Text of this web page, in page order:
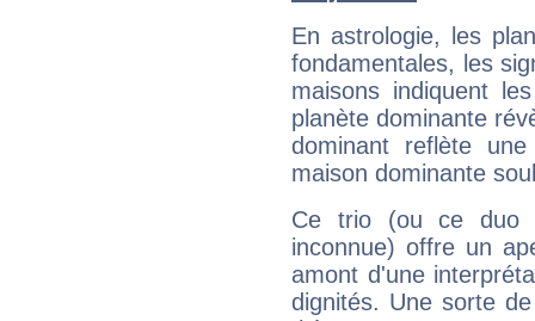
En astrologie, les
fondamentales, les
maisons indiquent
planète dominante
dominant reflète
maison dominante
Ce trio (ou ce duo
inconnue) offre un
amont d'une
dignités. Une sorte